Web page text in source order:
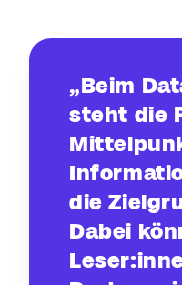
„Beim
steht die
die
Dabei